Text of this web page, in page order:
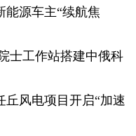
能源车主“续航焦
士工作站搭建中俄科
丘风电项目开启“加速